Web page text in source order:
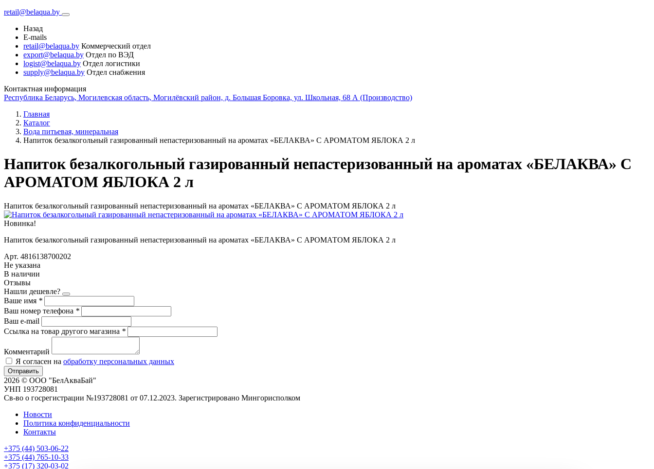
retail@belaqua.by
Назад
E-mails
retail@belaqua.by Коммерческий отдел
export@belaqua.by Отдел по ВЭД
logist@belaqua.by Отдел логистики
supply@belaqua.by Отдел снабжения
Контактная информация
Республика Беларусь, Могилевская область, Могилёвский район, д. Большая Боровка, ул. Школьная, 68 А (Производство)
Главная
Каталог
Вода питьевая, минеральная
Напиток безалкогольный газированный непастеризованный на ароматах «БЕЛАКВА» С АРОМАТОМ ЯБЛОКА 2 л
Напиток безалкогольный газированный непастеризованный на ароматах «БЕЛАКВА» С
АРОМАТОМ ЯБЛОКА 2 л
Напиток безалкогольный газированный непастеризованный на ароматах «БЕЛАКВА» С АРОМАТОМ ЯБЛОКА 2 л
Новинка!
Напиток безалкогольный газированный непастеризованный на ароматах «БЕЛАКВА» С АРОМАТОМ ЯБЛОКА 2 л
Арт. 4816138700202
Не указана
В наличии
Отзывы
Нашли дешевле?
Ваше имя *
Ваш номер телефона *
Ваш e-mail
Ссылка на товар другого магазина *
Комментарий
Я согласен на обработку персональных данных
Отправить
2026 © ООО "БелАкваБай"
УНП 193728081
Св-во о госрегистрации №193728081 от 07.12.2023. Зарегистрировано Мингорисполком
Новости
Политика конфиденциальности
Контакты
+375 (44) 503-06-22
+375 (44) 765-10-33
+375 (17) 320-03-02